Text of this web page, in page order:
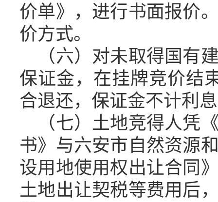
价单》，进行书面报价
价方式。
（六）对未取得国有
保证金，在挂牌竞价结
合退还，保证金不计利
（七）土地竞得人凭
书》与六安市自然资源
设用地使用权出让合同
土地出让契税等费用后